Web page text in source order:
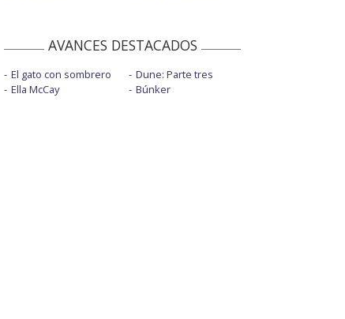
AVANCES DESTACADOS
El gato con sombrero
Ella McCay
Dune: Parte tres
Búnker